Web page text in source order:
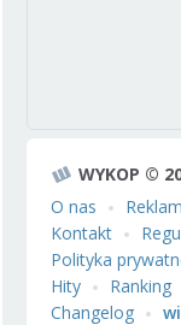
WYKOP ©
O nas
Kontakt
Polityka
Hity
Ranking
Changelog